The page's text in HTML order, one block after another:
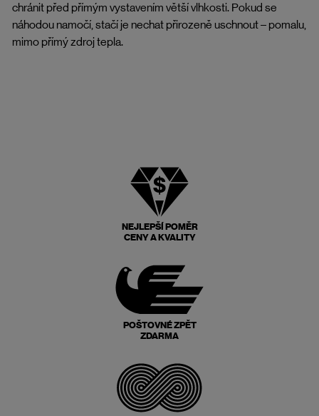
chránit před přímým vystavením větší vlhkosti. Pokud se
náhodou namočí, stačí je nechat přirozeně uschnout – pomalu,
mimo přímý zdroj tepla.
NEJLEPŠÍ POMĚR
CENY A KVALITY
POŠTOVNÉ ZPĚT
ZDARMA